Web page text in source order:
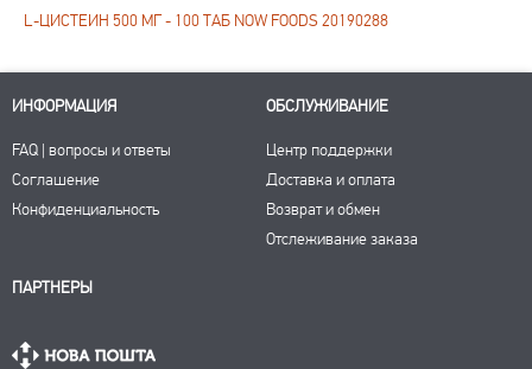
L-ЦИСТЕИН 500 МГ - 100 ТАБ NOW FOODS 20190288
ИНФОРМАЦИЯ
FAQ | вопросы и ответы
Соглашение
Конфиденциальность
ОБСЛУЖИВАНИЕ
Центр поддержки
Доставка и оплата
Возврат и обмен
Отслеживание заказа
ПАРТНЕРЫ